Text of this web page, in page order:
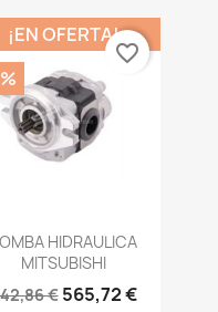
HIDRAULICA
MITSUBISHI
€ 565,72 €
¡EN OFERTA!
favorite_border